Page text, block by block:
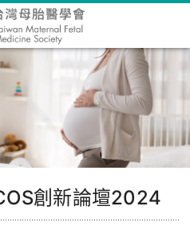
創新論壇2024